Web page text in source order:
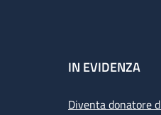
IN EVIDENZA
Diventa donatore